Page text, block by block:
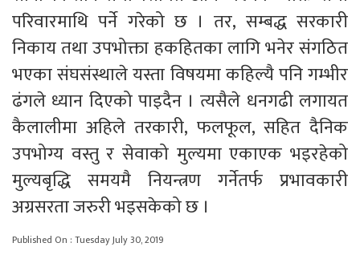
परिवारमाथि पर्ने गरेको छ । तर, सम्बद्ध सरकारी
निकाय तथा उपभोक्ता हकहितका लागि भनेर संगठित
भएका संघसंस्थाले यस्ता विषयमा कहिल्यै पनि गम्भीर
ढंगले ध्यान दिएको पाइदैन । त्यसैले धनगढी लगायत
कैलालीमा अहिले तरकारी, फलफूल, सहित दैनिक
उपभोग्य वस्तु र सेवाको मुल्यमा एकाएक भइरहेको
मुल्यबृद्धि समयमै नियन्त्रण गर्नेतर्फ प्रभावकारी
अग्रसरता जरुरी भइसकेको छ ।
Published On : Tuesday July 30, 2019